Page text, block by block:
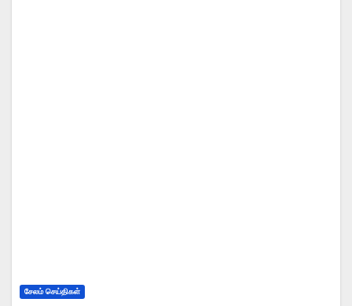
சேலம் செய்திகள்